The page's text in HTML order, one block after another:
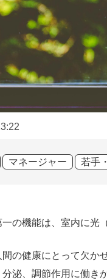
マネージャー 若手
の機能は、室内に光
の健康にとって欠か
泌、調節作用に働き